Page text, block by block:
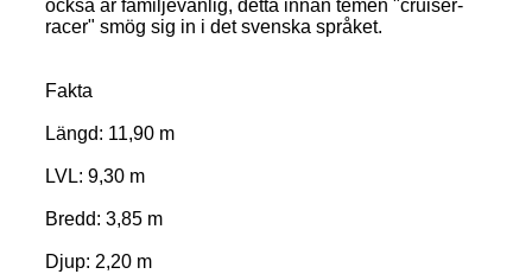
också är familjevänlig, detta innan temen "cruiser-
racer" smög sig in i det svenska språket.
Fakta
Längd: 11,90 m
LVL: 9,30 m
Bredd: 3,85 m
Djup: 2,20 m